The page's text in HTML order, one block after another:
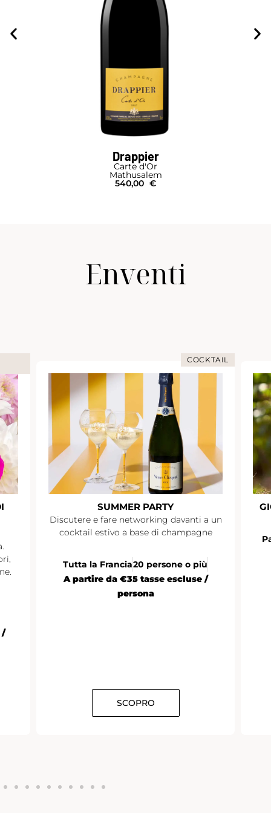
Drappier
Carte d'Or
Mathusalem
540,00 €
Enventi
/
COCKTAIL
SUMMER PARTY
Discutere e fare networking davanti a un
cocktail estivo a base di champagne
Tutta la Francia20 persone o più
A partire da €35 tasse escluse /
persona
SCOPRO